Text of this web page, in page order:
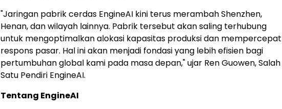
"Jaringan pabrik cerdas EngineAI kini terus merambah Shenzhen,
Henan, dan wilayah lainnya. Pabrik tersebut akan saling terhubung
untuk mengoptimalkan alokasi kapasitas produksi dan mempercepat
respons pasar. Hal ini akan menjadi fondasi yang lebih efisien bagi
pertumbuhan global kami pada masa depan," ujar Ren Guowen, Salah
Satu Pendiri EngineAI.
Tentang EngineAI